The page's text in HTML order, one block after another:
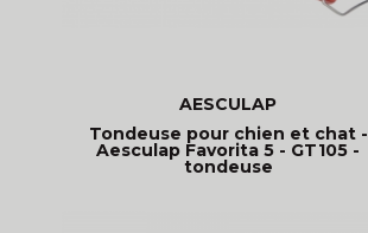
AESCULAP
Tondeuse pour chien et chat -
Aesculap Favorita 5 - GT105 -
tondeuse